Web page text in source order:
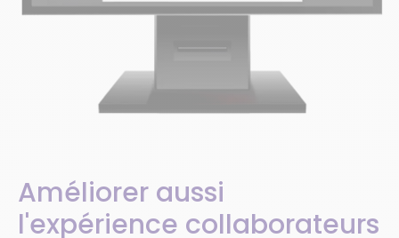
Améliorer aussi
l'expérience collaborateurs